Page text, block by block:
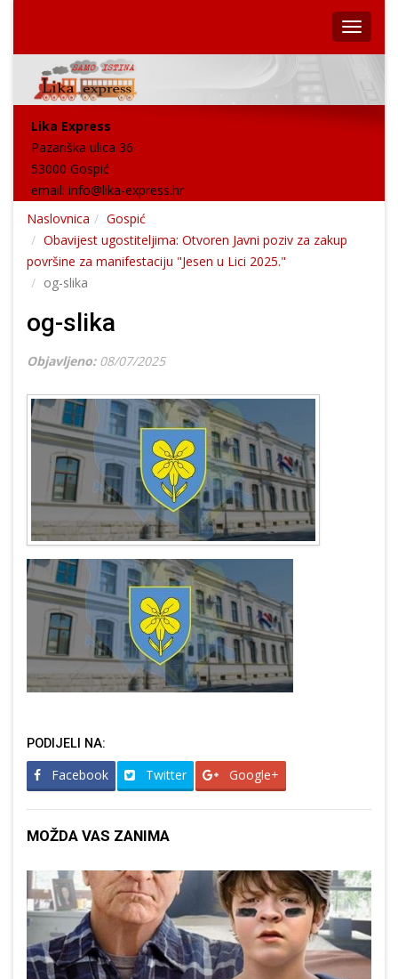
Lika Express
Pazariška ulica 36
53000 Gospić
email: info@lika-express.hr
Naslovnica
Gospić
Obavijest ugostiteljima: Otvoren Javni poziv za zakup
površine za manifestaciju "Jesen u Lici 2025."
og-slika
og-slika
Objavljeno: 08/07/2025
PODIJELI NA:
Facebook Twitter Google+
MOŽDA VAS ZANIMA